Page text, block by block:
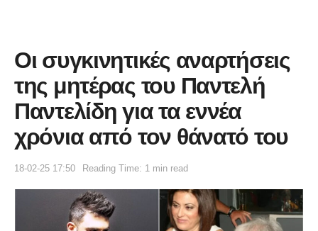
Οι συγκινητικές αναρτήσεις
της μητέρας του Παντελή
Παντελίδη για τα εννέα
χρόνια από τον θάνατό του
18-02-25 17:50 Reading Time: 1 min read